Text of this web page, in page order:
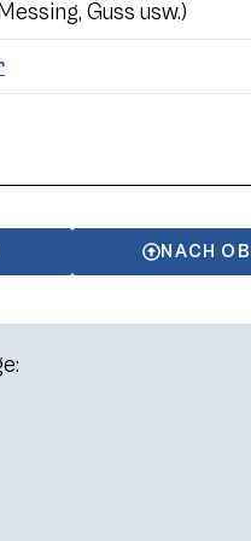
Guss usw.)
NACH